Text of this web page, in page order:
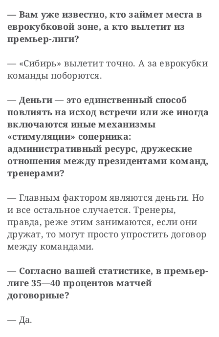
— Вам уже известно, кто займет места в
еврокубковой зоне, а кто вылетит из
премьер-лиги?
— «Сибирь» вылетит точно. А за еврокубки
команды поборются.
— Деньги — это единственный способ
повлиять на исход встречи или же иногда
включаются иные механизмы
«стимуляции» соперника:
административный ресурс, дружеские
отношения между президентами команд,
тренерами?
— Главным фактором являются деньги. Но
и все остальное случается. Тренеры,
правда, реже этим занимаются, если они
дружат, то могут просто упростить договор
между командами.
— Согласно вашей статистике, в премьер-
лиге 35—40 процентов матчей
договорные?
— Да.